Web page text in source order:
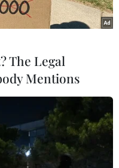
thoát thua
khi lập cú đúp
The Legal
Mentions